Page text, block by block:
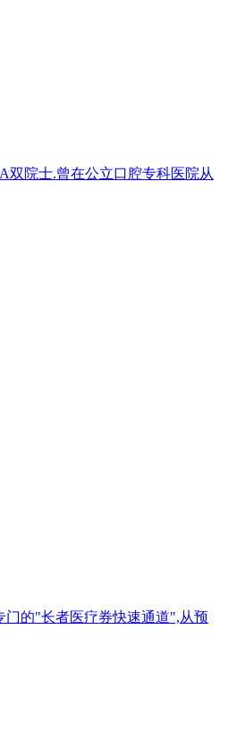
双院士.曾在公立口腔专科医院从
门的"长者医疗券快速通道",从预